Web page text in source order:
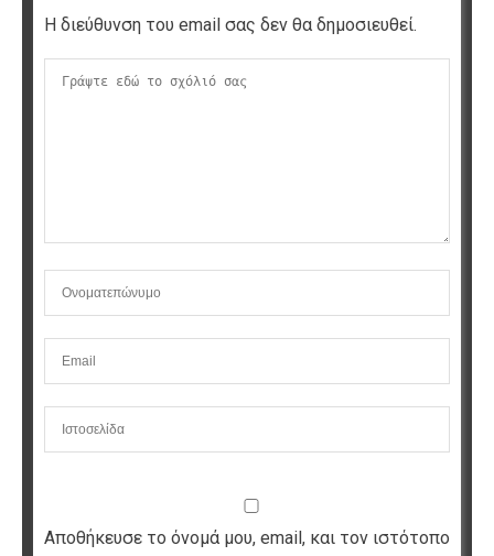
Η διεύθυνση του email σας δεν θα δημοσιευθεί.
Αποθήκευσε το όνομά μου, email, και τον ιστότοπο